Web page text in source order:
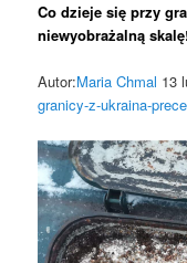
Co dzieje się przy
niewyobrażalną
Autor:Maria Chmal 13
granicy-z-ukraina-